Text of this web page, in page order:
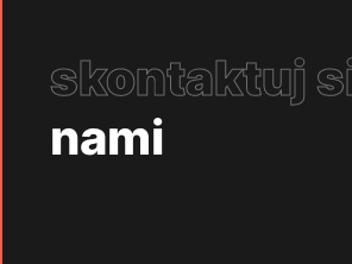
skontaktuj
nami